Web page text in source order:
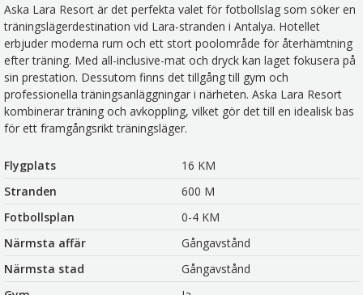
Aska Lara Resort är det perfekta valet för fotbollslag som söker en
träningslägerdestination vid Lara-stranden i Antalya. Hotellet
erbjuder moderna rum och ett stort poolområde för återhämtning
efter träning. Med all-inclusive-mat och dryck kan laget fokusera på
sin prestation. Dessutom finns det tillgång till gym och
professionella träningsanläggningar i närheten. Aska Lara Resort
kombinerar träning och avkoppling, vilket gör det till en idealisk bas
för ett framgångsrikt träningsläger.
Flygplats
16 KM
Stranden
600 M
Fotbollsplan
0-4 KM
Närmsta affär
Gångavstånd
Närmsta stad
Gångavstånd